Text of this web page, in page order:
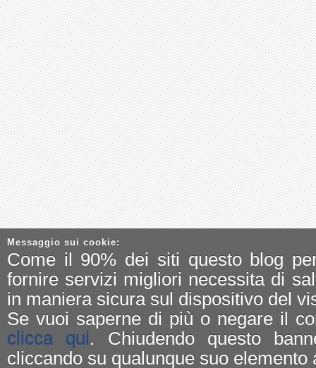
Messaggio sui cookie:
Come il 90% dei siti questo blog
fornire servizi migliori necessita di
in maniera sicura sul dispositivo del
Se vuoi saperne di più o negare il
clicca qui. Chiudendo questo
cliccando su qualunque suo